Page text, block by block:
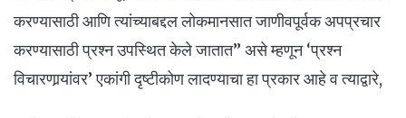
करण्यासाठी आणि त्यांच्याबद्दल लोकमानसात जाणीवपूर्वक अपप्रचार
करण्यासाठी प्रश्न उपस्थित केले जातात” असे म्हणून ‘प्रश्न
विचारणार्‍यांवर’ एकांगी दृष्टीकोण लादण्याचा हा प्रकार आहे व त्याद्वारे,